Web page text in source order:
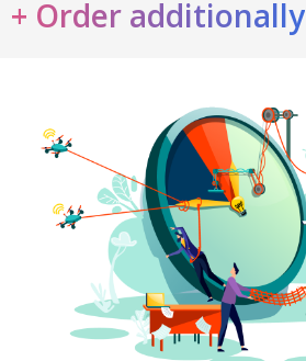
+ Order additionally